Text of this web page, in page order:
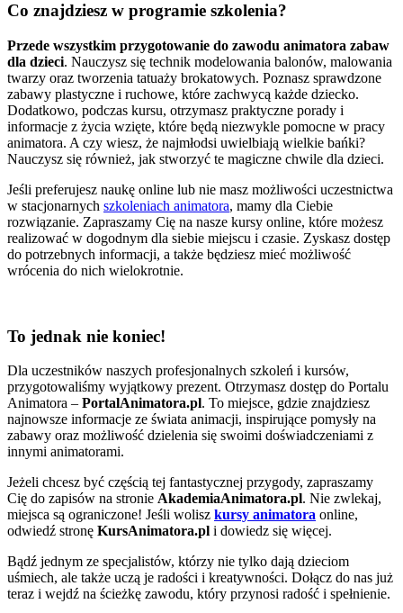
Co znajdziesz w programie szkolenia?
Przede wszystkim przygotowanie do zawodu animatora zabaw
dla dzieci. Nauczysz się technik modelowania balonów, malowania
twarzy oraz tworzenia tatuaży brokatowych. Poznasz sprawdzone
zabawy plastyczne i ruchowe, które zachwycą każde dziecko.
Dodatkowo, podczas kursu, otrzymasz praktyczne porady i
informacje z życia wzięte, które będą niezwykle pomocne w pracy
animatora. A czy wiesz, że najmłodsi uwielbiają wielkie bańki?
Nauczysz się również, jak stworzyć te magiczne chwile dla dzieci.
Jeśli preferujesz naukę online lub nie masz możliwości uczestnictwa
w stacjonarnych szkoleniach animatora, mamy dla Ciebie
rozwiązanie. Zapraszamy Cię na nasze kursy online, które możesz
realizować w dogodnym dla siebie miejscu i czasie. Zyskasz dostęp
do potrzebnych informacji, a także będziesz mieć możliwość
wrócenia do nich wielokrotnie.
To jednak nie koniec!
Dla uczestników naszych profesjonalnych szkoleń i kursów,
przygotowaliśmy wyjątkowy prezent. Otrzymasz dostęp do Portalu
Animatora – PortalAnimatora.pl. To miejsce, gdzie znajdziesz
najnowsze informacje ze świata animacji, inspirujące pomysły na
zabawy oraz możliwość dzielenia się swoimi doświadczeniami z
innymi animatorami.
Jeżeli chcesz być częścią tej fantastycznej przygody, zapraszamy
Cię do zapisów na stronie AkademiaAnimatora.pl. Nie zwlekaj,
miejsca są ograniczone! Jeśli wolisz kursy animatora online,
odwiedź stronę KursAnimatora.pl i dowiedz się więcej.
Bądź jednym ze specjalistów, którzy nie tylko dają dzieciom
uśmiech, ale także uczą je radości i kreatywności. Dołącz do nas już
teraz i wejdź na ścieżkę zawodu, który przynosi radość i spełnienie.